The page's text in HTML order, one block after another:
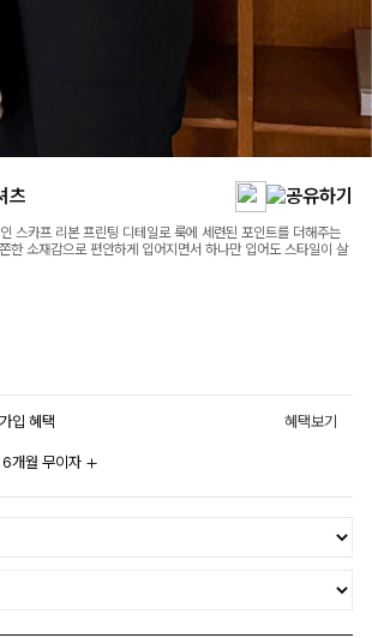
츠
스카프 리본 프린팅 디테일로 룩에 세련된 포인트를 더해주는
한 소재감으로 편안하게 입어지면서 하나만 입어도 스타일이 살
입 혜택 혜택보기
개월 무이자